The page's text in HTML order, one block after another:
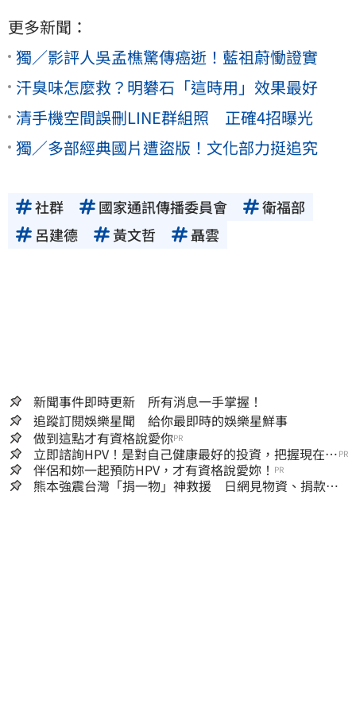
更多新聞：
獨／影評人吳孟樵驚傳癌逝！藍祖蔚慟證實
汗臭味怎麼救？明礬石「這時用」效果最好
清手機空間誤刪LINE群組照 正確4招曝光
獨／多部經典國片遭盜版！文化部力挺追究
社群 國家通訊傳播委員會
衛福部
呂建德
黃文哲 聶雲
新聞事件即時更新 所有消息一手掌握！
追蹤訂閱娛樂星聞 給你最即時的娛樂星鮮事
做到這點才有資格說愛你PR
立即諮詢HPV！是對自己健康最好的投資，把握現在不
嫌晚！
PR
伴侶和妳一起預防HPV，才有資格說愛妳！ PR
熊本強震台灣「捐一物」神救援 日網見物資、捐款